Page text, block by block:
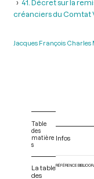
41. Décret sur la
créanciers du Comtat
Jacques François Charles
Table
des
matière
s
La table
des
Infos
RÉFÉRENCE